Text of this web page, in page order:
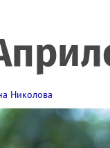
Николова